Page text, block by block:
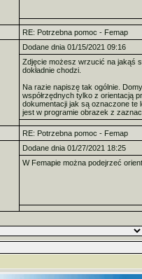
RE: Potrzebna pomoc - Femap
Dodane dnia 01/15/2021 09:16
Zdjęcie możesz wrzucić na jakąś
dokładnie chodzi.
Na razie napiszę tak ogólnie.
współrzędnych tylko z orientacją
dokumentacji jak są oznaczone te
jest w programie obrazek z
RE: Potrzebna pomoc - Femap
Dodane dnia 01/27/2021 18:25
W Femapie można podejrzeć